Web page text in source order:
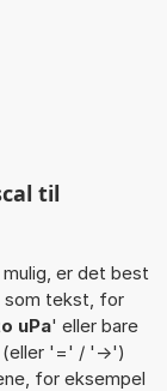
til
er det best
som tekst, for
uPa' eller bare
'=' / '->')
for eksempel